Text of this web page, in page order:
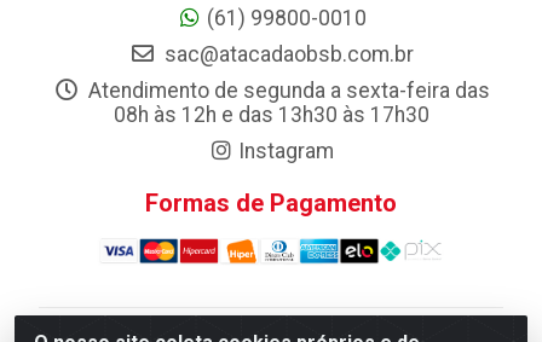
(61) 99800-0010
sac@atacadaobsb.com.br
Atendimento de segunda a sexta-feira das
08h às 12h e das 13h30 às 17h30
Instagram
Formas de Pagamento